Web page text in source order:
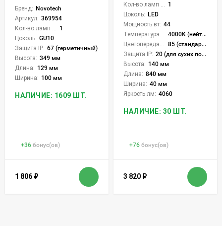
Бренд: Novotech
Артикул: 369954
Кол-во ламп или LED: 1
Цоколь: GU10
Защита IP: 67 (герметичный)
Высота: 349 мм
Длина: 129 мм
Ширина: 100 мм
НАЛИЧИЕ: 1609 ШТ.
+36 бонус(ов)
1 806 ₽
1
Цоколь: LED
Мощность вт: 44
4000K (нейтральный)
85 (стандартная)
Защита IP: 20 (для сухих пом.)
Высота: 140 мм
Длина: 840 мм
Ширина: 40 мм
Яркость лм: 4060
НАЛИЧИЕ: 30 ШТ.
+76 бонус(ов)
3 820 ₽